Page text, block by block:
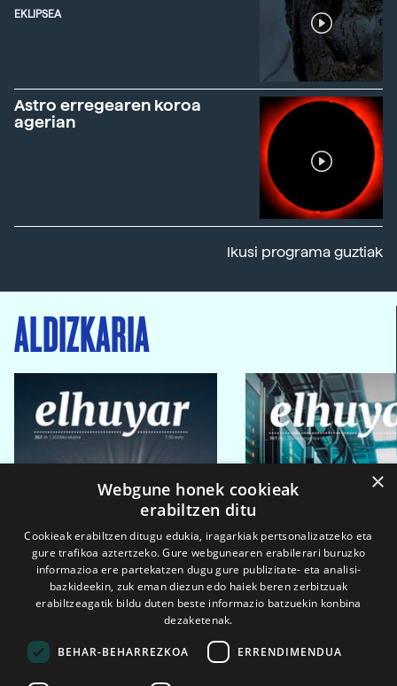
EKLIPSEA
Astro erregearen koroa
agerian
Ikusi programa guztiak
ALDIZKARIA
×
Webgune honek cookieak
erabiltzen ditu
Cookieak erabiltzen ditugu edukia, iragarkiak pertsonalizatzeko eta
gure trafikoa aztertzeko. Gure webgunearen erabilerari buruzko
informazioa ere partekatzen dugu gure publizitate- eta analisi-
bazkideekin, zuk eman diezun edo haiek beren zerbitzuak
erabiltzeagatik bildu duten beste informazio batzuekin konbina
dezaketenak.
BEHAR-BEHARREZKOA ERRENDIMENDUA